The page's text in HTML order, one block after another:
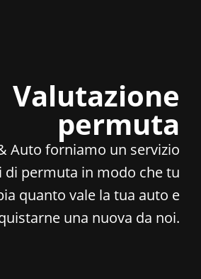
Valutazione
permuta
Auto forniamo un servizio
di permuta in modo che tu
quanto vale la tua auto e
una nuova da noi.